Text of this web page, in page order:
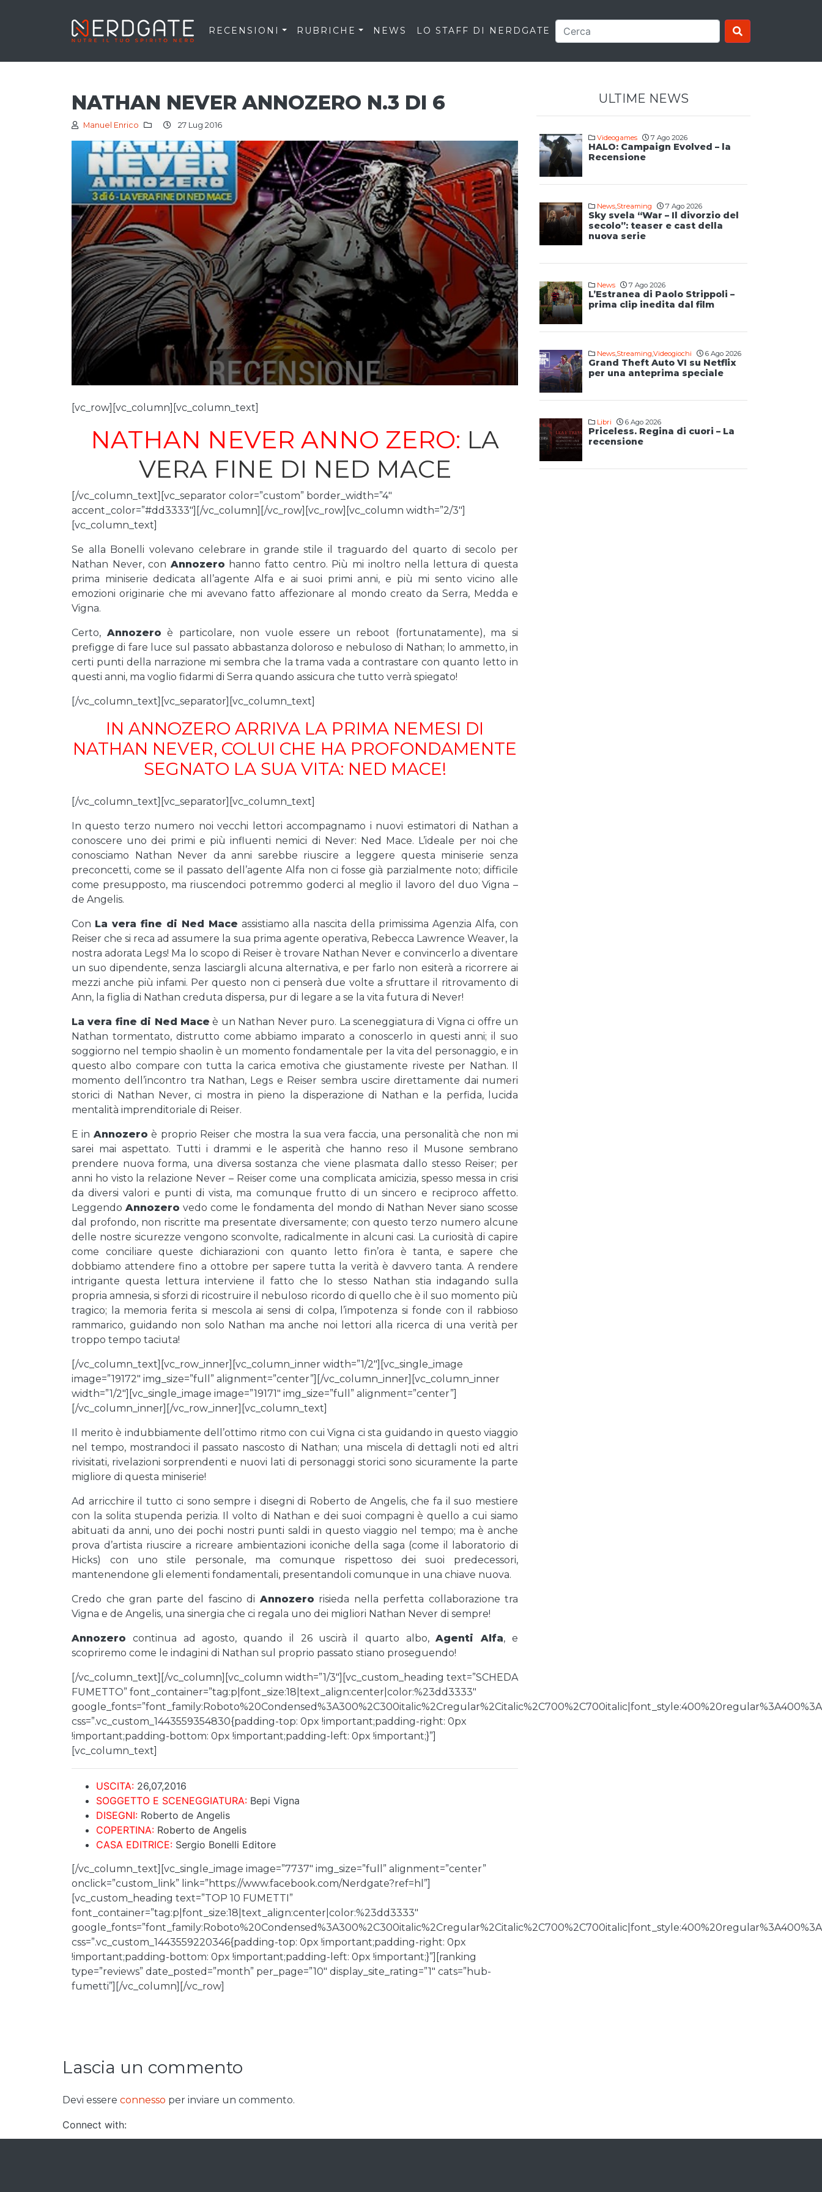
RECENSIONI RUBRICHE NEWS LO STAFF DI NERDGATE
NATHAN NEVER ANNOZERO N.3 DI 6
Manuel Enrico 27 Lug 2016
[vc_row][vc_column][vc_column_text]
NATHAN NEVER ANNO ZERO: LA
VERA FINE DI NED MACE
[/vc_column_text][vc_separator color=”custom” border_width=”4″
accent_color=”#dd3333″][/vc_column][/vc_row][vc_row][vc_column width=”2/3″]
[vc_column_text]
Se alla Bonelli volevano celebrare in grande stile il traguardo del quarto di secolo per
Nathan Never, con Annozero hanno fatto centro. Più mi inoltro nella lettura di questa
prima miniserie dedicata all’agente Alfa e ai suoi primi anni, e più mi sento vicino alle
emozioni originarie che mi avevano fatto affezionare al mondo creato da Serra, Medda e
Vigna.
Certo, Annozero è particolare, non vuole essere un reboot (fortunatamente), ma si
prefigge di fare luce sul passato abbastanza doloroso e nebuloso di Nathan; lo ammetto, in
certi punti della narrazione mi sembra che la trama vada a contrastare con quanto letto in
questi anni, ma voglio fidarmi di Serra quando assicura che tutto verrà spiegato!
[/vc_column_text][vc_separator][vc_column_text]
IN ANNOZERO ARRIVA LA PRIMA NEMESI DI
NATHAN NEVER, COLUI CHE HA PROFONDAMENTE
SEGNATO LA SUA VITA: NED MACE!
[/vc_column_text][vc_separator][vc_column_text]
In questo terzo numero noi vecchi lettori accompagnamo i nuovi estimatori di Nathan a
conoscere uno dei primi e più influenti nemici di Never: Ned Mace. L’ideale per noi che
conosciamo Nathan Never da anni sarebbe riuscire a leggere questa miniserie senza
preconcetti, come se il passato dell’agente Alfa non ci fosse già parzialmente noto; difficile
come presupposto, ma riuscendoci potremmo goderci al meglio il lavoro del duo Vigna –
de Angelis.
Con La vera fine di Ned Mace assistiamo alla nascita della primissima Agenzia Alfa, con
Reiser che si reca ad assumere la sua prima agente operativa, Rebecca Lawrence Weaver, la
nostra adorata Legs! Ma lo scopo di Reiser è trovare Nathan Never e convincerlo a diventare
un suo dipendente, senza lasciargli alcuna alternativa, e per farlo non esiterà a ricorrere ai
mezzi anche più infami. Per questo non ci penserà due volte a sfruttare il ritrovamento di
Ann, la figlia di Nathan creduta dispersa, pur di legare a se la vita futura di Never!
La vera fine di Ned Mace è un Nathan Never puro. La sceneggiatura di Vigna ci offre un
Nathan tormentato, distrutto come abbiamo imparato a conoscerlo in questi anni; il suo
soggiorno nel tempio shaolin è un momento fondamentale per la vita del personaggio, e in
questo albo compare con tutta la carica emotiva che giustamente riveste per Nathan. Il
momento dell’incontro tra Nathan, Legs e Reiser sembra uscire direttamente dai numeri
storici di Nathan Never, ci mostra in pieno la disperazione di Nathan e la perfida, lucida
mentalità imprenditoriale di Reiser.
E in Annozero è proprio Reiser che mostra la sua vera faccia, una personalità che non mi
sarei mai aspettato. Tutti i drammi e le asperità che hanno reso il Musone sembrano
prendere nuova forma, una diversa sostanza che viene plasmata dallo stesso Reiser; per
anni ho visto la relazione Never – Reiser come una complicata amicizia, spesso messa in crisi
da diversi valori e punti di vista, ma comunque frutto di un sincero e reciproco affetto.
LeggendoAnnozero vedo come le fondamenta del mondo di Nathan Never siano scosse
dal profondo, non riscritte ma presentate diversamente; con questo terzo numero alcune
delle nostre sicurezze vengono sconvolte, radicalmente in alcuni casi. La curiosità di capire
come conciliare queste dichiarazioni con quanto letto fin’ora è tanta, e sapere che
dobbiamo attendere fino a ottobre per sapere tutta la verità è davvero tanta. A rendere
intrigante questa lettura interviene il fatto che lo stesso Nathan stia indagando sulla
propria amnesia, si sforzi di ricostruire il nebuloso ricordo di quello che è il suo momento più
tragico; la memoria ferita si mescola ai sensi di colpa, l’impotenza si fonde con il rabbioso
rammarico, guidando non solo Nathan ma anche noi lettori alla ricerca di una verità per
troppo tempo taciuta!
[/vc_column_text][vc_row_inner][vc_column_inner width=”1/2″][vc_single_image
image=”19172″ img_size=”full” alignment=”center”][/vc_column_inner][vc_column_inner
width=”1/2″][vc_single_image image=”19171″ img_size=”full” alignment=”center”]
[/vc_column_inner][/vc_row_inner][vc_column_text]
Il merito è indubbiamente dell’ottimo ritmo con cui Vigna ci sta guidando in questo viaggio
nel tempo, mostrandoci il passato nascosto di Nathan; una miscela di dettagli noti ed altri
rivisitati, rivelazioni sorprendenti e nuovi lati di personaggi storici sono sicuramente la parte
migliore di questa miniserie!
Ad arricchire il tutto ci sono sempre i disegni di Roberto de Angelis, che fa il suo mestiere
con la solita stupenda perizia. Il volto di Nathan e dei suoi compagni è quello a cui siamo
abituati da anni, uno dei pochi nostri punti saldi in questo viaggio nel tempo; ma è anche
prova d’artista riuscire a ricreare ambientazioni iconiche della saga (come il laboratorio di
Hicks) con uno stile personale, ma comunque rispettoso dei suoi predecessori,
mantenendone gli elementi fondamentali, presentandoli comunque in una chiave nuova.
Credo che gran parte del fascino di Annozero risieda nella perfetta collaborazione tra
Vigna e de Angelis, una sinergia che ci regala uno dei migliori Nathan Never di sempre!
Annozero continua ad agosto, quando il 26 uscirà il quarto albo,Agenti Alfa, e
scopriremo come le indagini di Nathan sul proprio passato stiano proseguendo!
[/vc_column_text][/vc_column][vc_column width=”1/3″][vc_custom_heading text=”SCHEDA
FUMETTO” font_container=”tag:p|font_size:18|text_align:center|color:%23dd3333″
css=”.vc_custom_1443559354830{padding-top: 0px !important;padding-right: 0px
!important;padding-bottom: 0px !important;padding-left: 0px !important;}”]
[vc_column_text]
USCITA: 26,07,2016
SOGGETTO E SCENEGGIATURA: Bepi Vigna
DISEGNI: Roberto de Angelis
COPERTINA: Roberto de Angelis
CASA EDITRICE: Sergio Bonelli Editore
[/vc_column_text][vc_single_image image=”7737″ img_size=”full” alignment=”center”
onclick=”custom_link” link=”https://www.facebook.com/Nerdgate?ref=hl”]
[vc_custom_heading text=”TOP 10 FUMETTI”
font_container=”tag:p|font_size:18|text_align:center|color:%23dd3333″
css=”.vc_custom_1443559220346{padding-top: 0px !important;padding-right: 0px
!important;padding-bottom: 0px !important;padding-left: 0px !important;}”][ranking
type=”reviews” date_posted=”month” per_page=”10″ display_site_rating=”1″ cats=”hub-
fumetti”][/vc_column][/vc_row]
ULTIME NEWS
Videogames 7 Ago 2026
HALO: Campaign Evolved – la
Recensione
News,Streaming 7 Ago 2026
Sky svela “War – Il divorzio del
secolo”: teaser e cast della
nuova serie
News 7 Ago 2026
L’Estranea di Paolo Strippoli –
prima clip inedita dal film
News,Streaming,Videogiochi 6 Ago 2026
Grand Theft Auto VI su Netflix
per una anteprima speciale
Libri 6 Ago 2026
Priceless. Regina di cuori – La
recensione
Lascia un commento
Devi essere connesso per inviare un commento.
Connect with: